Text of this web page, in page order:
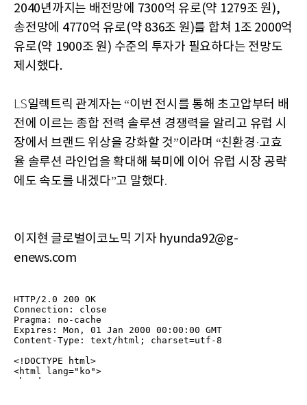
2040년까지는 배전망에 7300억 유로(약 1279조 원),
송전망에 4770억 유로(약 836조 원)를 합쳐 1조 2000억
유로(약 1900조 원) 수준의 투자가 필요하다는 전망도
제시했다.
LS일렉트릭 관계자는 “이번 전시를 통해 초고압부터 배
전에 이르는 종합 전력 솔루션 경쟁력을 알리고 유럽 시
장에서 브랜드위상을 강화할 것”이라며 “친환경 ·고효
율 솔루션 라인업을 확대해 북미에 이어 유럽 시장 공략
에도 속도를 내겠다”고 말했다.
이지현 글로벌이코노믹 기자 hyunda92@g-
enews.com